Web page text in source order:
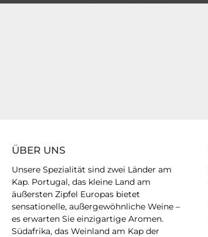
ÜBER UNS
Unsere Spezialität sind zwei Länder am
Kap. Portugal, das kleine Land am
äußersten Zipfel Europas bietet
sensationelle, außergewöhnliche Weine –
es erwarten Sie einzigartige Aromen.
Südafrika, das Weinland am Kap der